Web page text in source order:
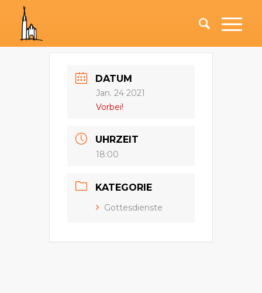
DATUM
Jan. 24 2021
Vorbei!
UHRZEIT
18:00
KATEGORIE
Gottesdienste